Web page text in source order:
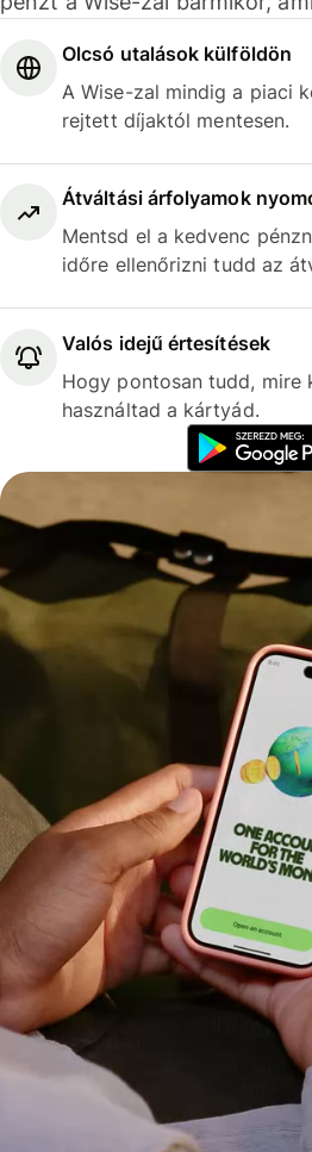
Olcsó utalások külföldön
A Wise-zal mindig a piaci
rejtett díjaktól mentesen.
Átváltási árfolyamok
Mentsd el a kedvenc
időre ellenőrizni tudd az
Valós idejű értesítések
Hogy pontosan tudd, mire
használtad a kártyád.